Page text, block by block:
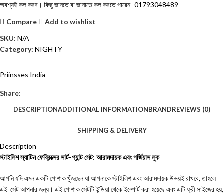
অবশ্যই কল করব। কিছু জানতে বা জানাতে কল করতে পারেন- 01793048489
Compare
Add to wishlist
SKU: N/A
Category: NIGHTY
Priinsses India
Share:
DESCRIPTIONADDITIONAL INFORMATIONBRANDREVIEWS (0)
SHIPPING & DELIVERY
Description
স্টাইলিশ স্যাটিন ফেব্রিক্সের সার্ট-প্যান্ট সেট: আরামদায়ক এবং গর্জিয়াস লুক
আপনি যদি এমন একটি পোশাক খুঁজছেন যা আপনাকে স্টাইলিশ এবং আরামদায়ক উভয়ই রাখবে, তাহলে
এই সেট আপনার জন্য। এই পোশাক সেটটি ইন্ডিয়া থেকে ইম্পোর্ট করা হয়েছে এবং এটি ফ্রী সাইজের হয়,